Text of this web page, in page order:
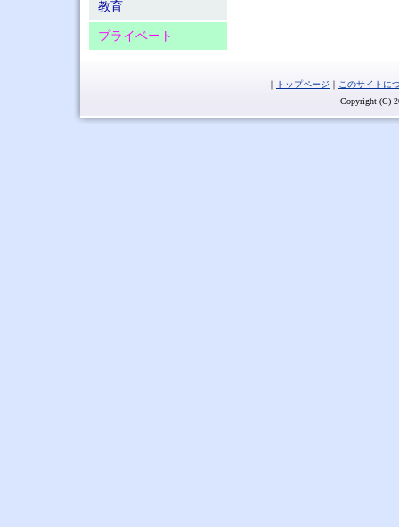
教育
プライベート
｜ トップページ ｜ このサイトに
Copyright (C)